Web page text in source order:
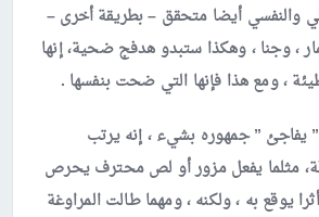
والنفسي أيضا متحقق – بطريقة أخرى –
، وجنا ، وهكذا ستبدو هدفج ضحية، إنها
، ومع هذا فإنها التي ضحت بنفسها .
يفاجئ ” جمهوره بشيء ، إنه يرتب
مثلما يفعل مزور أو لص محترف يحرص
يوقع به ، ولكنه ، ومهما طالت المراوغة